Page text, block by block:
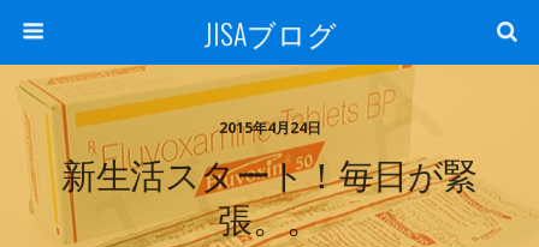
JISAブログ
2015年4月24日
新生活スタート！毎日が緊
張。。